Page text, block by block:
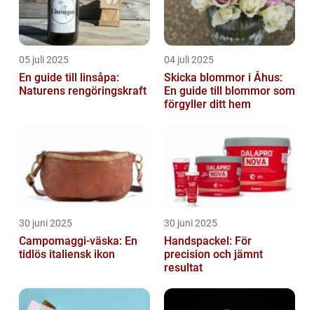
05 juli 2025
En guide till linsåpa:
Naturens rengöringskraft
04 juli 2025
Skicka blommor i Åhus:
En guide till blommor som
förgyller ditt hem
30 juni 2025
Campomaggi-väska: En
tidlös italiensk ikon
30 juni 2025
Handspackel: För
precision och jämnt
resultat